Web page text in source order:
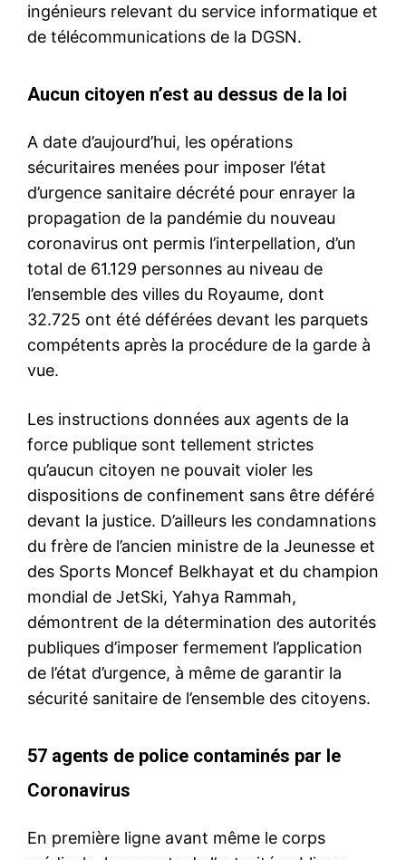
ingénieurs relevant du service informatique et
de télécommunications de la DGSN.
Aucun citoyen n’est au dessus de la loi
A date d’aujourd’hui, les opérations
sécuritaires menées pour imposer l’état
d’urgence sanitaire décrété pour enrayer la
propagation de la pandémie du nouveau
coronavirus ont permis l’interpellation, d’un
total de 61.129 personnes au niveau de
l’ensemble des villes du Royaume, dont
32.725 ont été déférées devant les parquets
compétents après la procédure de la garde à
vue.
Les instructions données aux agents de la
force publique sont tellement strictes
qu’aucun citoyen ne pouvait violer les
dispositions de confinement sans être déféré
devant la justice. D’ailleurs les condamnations
du frère de l’ancien ministre de la Jeunesse et
des Sports Moncef Belkhayat et du champion
mondial de JetSki, Yahya Rammah,
démontrent de la détermination des autorités
publiques d’imposer fermement l’application
de l’état d’urgence, à même de garantir la
sécurité sanitaire de l’ensemble des citoyens.
57 agents de police contaminés par le
Coronavirus
En première ligne avant même le corps